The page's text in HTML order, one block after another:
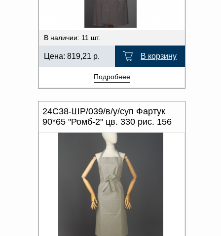
Письмо руководителю
Вопросы и ответы
Новости | Статьи
В наличии: 11 шт.
Цена: 819,21 р. В корзину
Подробнее
24С38-ШР/039/в/у/суп Фартук
90*65 "Ромб-2" цв. 330 рис. 156
Добавить
корзину